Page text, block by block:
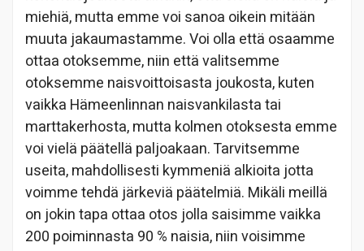
miehiä, mutta emme voi sanoa oikein mitään
muuta jakaumastamme. Voi olla että osaamme
ottaa otoksemme, niin että valitsemme
otoksemme naisvoittoisasta joukosta, kuten
vaikka Hämeenlinnan naisvankilasta tai
marttakerhosta, mutta kolmen otoksesta emme
voi vielä päätellä paljoakaan. Tarvitsemme
useita, mahdollisesti kymmeniä alkioita jotta
voimme tehdä järkeviä päätelmiä. Mikäli meillä
on jokin tapa ottaa otos jolla saisimme vaikka
200 poiminnasta 90 % naisia, niin voisimme